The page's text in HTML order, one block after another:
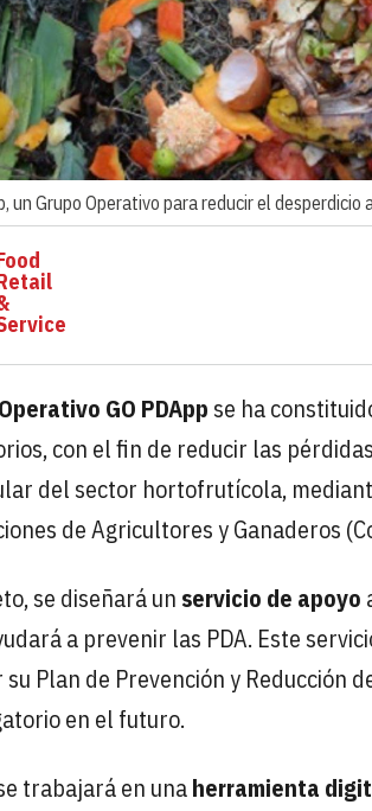
un Grupo Operativo para reducir el
GO PDApp se ha
con el fin de reducir las
del sector hortofrutícola,
de Agricultores y Ganaderos
se diseñará un servicio de apoyo
a prevenir las PDA. Este
Plan de Prevención y Reducción
en el futuro.
trabajará en unaherramienta